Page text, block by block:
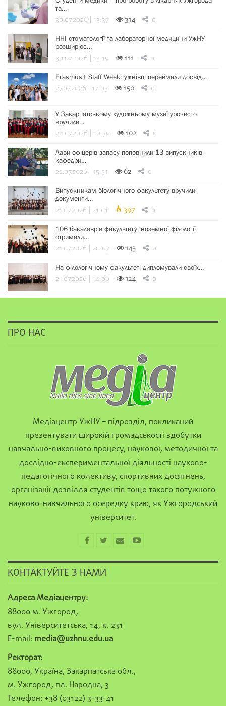
та…
30.07.2026 | 13:37 314 0
ННІ стоматології та лабораторної медицини УжНУ
розширює…
30.07.2026 | 13:19 111 0
Erasmus+ Staff Week: ужнівці переймали досвід…
27.07.2026 | 17:03 150 0
У Закарпатському художньому музеї урочисто
вручили…
24.07.2026 | 10:39 102 0
Лави офіцерів запасу поповнили 13 випускників
кафедри…
22.07.2026 | 15:51 62 0
Випускникам біологічного факультету вручили
документи…
21.07.2026 | 21:01 397 0
106 бакалаврів факультету іноземної філології
отримали…
21.07.2026 | 20:07 143 0
На філологічному факультеті дипломували своїх…
21.07.2026 | 14:06 124 0
ПРО НАС
Медіацентр УжНУ – підрозділ, покликаний
презентувати широкій громадськості здобутки
навчально-виховного процесу, наукової, методичної та
дослідно-експериментальної діяльності науково-
педагогічного колективу, спортивних досягнень,
організації дозвілля студентів тощо такого потужного
науково-навчального осередку краю, як Ужгородський
університет.
КОНТАКТУЙТЕ З НАМИ
Адреса Медіацентру:
88000 м. Ужгород,
вул. Університетська, 14, к. 231
E-mail: media@uzhnu.edu.ua
Ректорат:
88000, Україна, Закарпатська обл.,
м. Ужгород, пл. Народна, 3
Телефон: +38 (03122) 3-33-41